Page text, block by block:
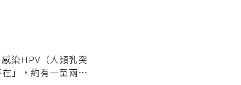
最快，早在2013年
為何預防子宮頸
女都可能感染人類
應負的責任，施打
，HPV還與多種癌
相當好用，未料多
致畸胎可能，因此
數龐大的女性使用
十二年才發現會致
乳突病毒），只會
肛門癌、陰莖癌、
不僅是對女性造成
來看，國一男生接
於兩價劑型，但臨
染HPV（人類乳突
」，約有一至兩成